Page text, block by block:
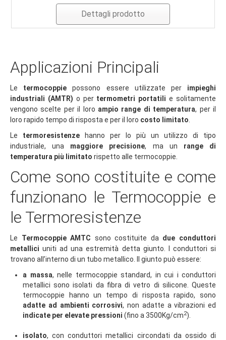
Dettagli prodotto
Applicazioni Principali
Le termocoppie possono essere utilizzate per impieghi
industriali (AMTR) o per termometri portatili e solitamente
vengono scelte per il loro ampio range di temperatura, per il
loro rapido tempo di risposta e per il loro costo limitato
Le termoresistenze hanno per lo più un utilizzo di tipo
industriale, una maggiore precisione, ma un range di
temperatura più limitato rispetto alle termocoppie.
Come sono costituite e come
funzionano le Termocoppie e
le Termoresistenze
Le Termocoppie AMTC sono costituite da due conduttori
metallici uniti ad una estremità detta giunto. I conduttori si
trovano all’interno di un tubo metallico. Il giunto può essere:
a massa, nelle termocoppie standard, in cui i conduttori
metallici sono isolati da fibra di vetro di silicone. Queste
termocoppie hanno un tempo di risposta rapido, sono
adatte ad ambienti corrosivi, non adatte a vibrazioni ed
indicate per elevate pressioni (fino a 3500Kg/cm2).
isolato, con conduttori metallici circondati da ossido di